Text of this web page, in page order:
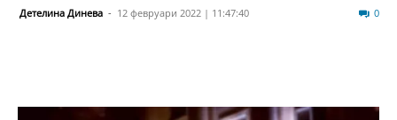
Детелина Динева - 12 февруари 2022 | 11:47:40 0